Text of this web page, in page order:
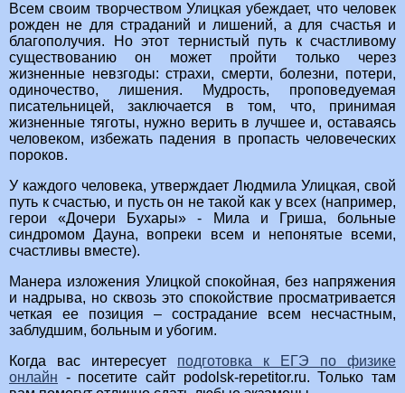
Всем своим творчеством Улицкая убеждает, что человек
рожден не для страданий и лишений, а для счастья и
благополучия. Но этот тернистый путь к счастливому
существованию он может пройти только через
жизненные невзгоды: страхи, смерти, болезни, потери,
одиночество, лишения. Мудрость, проповедуемая
писательницей, заключается в том, что, принимая
жизненные тяготы, нужно верить в лучшее и, оставаясь
человеком, избежать падения в пропасть человеческих
пороков.
У каждого человека, утверждает Людмила Улицкая, свой
путь к счастью, и пусть он не такой как у всех (например,
герои «Дочери Бухары» - Мила и Гриша, больные
синдромом Дауна, вопреки всем и непонятые всеми,
счастливы вместе).
Манера изложения Улицкой спокойная, без напряжения
и надрыва, но сквозь это спокойствие просматривается
четкая ее позиция – сострадание всем несчастным,
заблудшим, больным и убогим.
Когда вас интересует подготовка к ЕГЭ по физике
онлайн - посетите сайт podolsk-repetitor.ru. Только там